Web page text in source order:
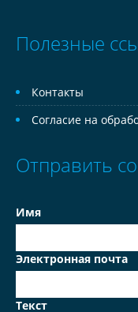
Полезные
Контакты
Согласие на
Отправить
Имя
Электронная почта
Текст